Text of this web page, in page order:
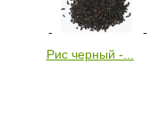
Рис черный -...